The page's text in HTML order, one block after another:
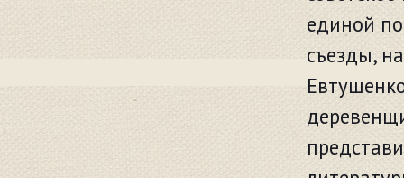
единой
съезды,